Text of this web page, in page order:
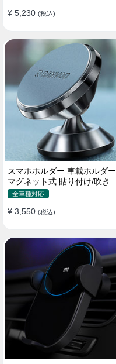
カー用品 全機種対応
¥ 5,230 (税込)
スマホホルダー 車載ホルダー
マグネット式 貼り付け/吹き出
し口 合金 多機種対応
全車種対応
¥ 3,550 (税込)